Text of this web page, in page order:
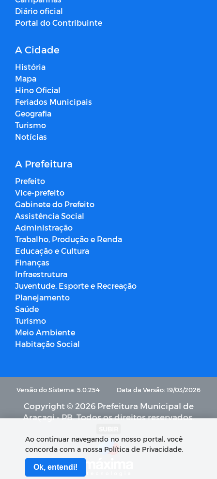
Diário oficial
Portal do Contribuinte
A Cidade
História
Mapa
Hino Oficial
Feriados Municipais
Geografia
Turismo
Notícias
A Prefeitura
Prefeito
Vice-prefeito
Gabinete do Prefeito
Assistência Social
Administração
Trabalho, Produção e Renda
Educação e Cultura
Finanças
Infraestrutura
Juventude, Esporte e Recreação
Planejamento
Saúde
Turismo
Meio Ambiente
Habitação Social
Versão do Sistema: 5.0.254 Data da Versão: 19/03/2026
Copyright © 2026 Prefeitura Municipal de
Araçagi - PB. Todos os direitos reservados.
Ao continuar navegando no nosso portal, você
concorda com a nossa Política de Privacidade.
Ok, entendi!